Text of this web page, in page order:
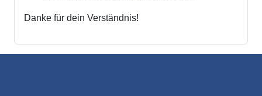
Danke für dein Verständnis!